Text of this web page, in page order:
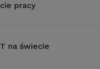
pracy
na świecie